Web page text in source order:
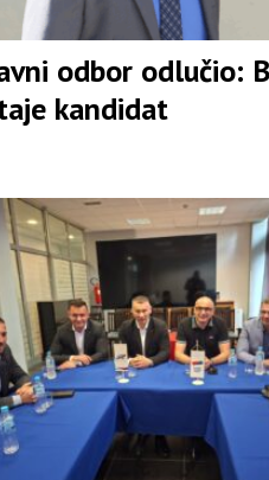
odbor odlučio:
kandidat